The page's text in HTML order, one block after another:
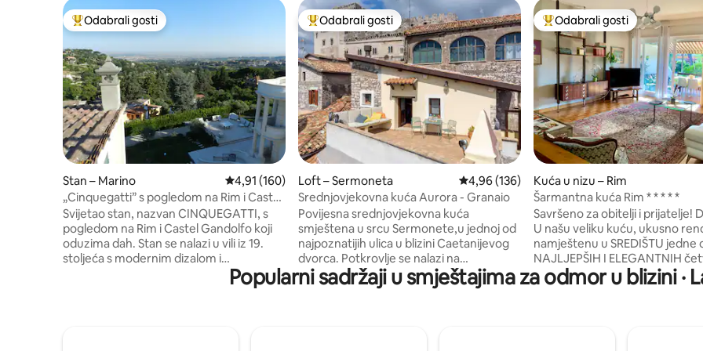
Među najviše rangiranima s oznakom „Odabrali gosti”
Odabrali gosti
Stan – Marino Prosječna ocjena: 4,91/5, recenzija: 160
4,91 (160)
„Cinquegatti” s pogledom na Rim i Castel
Gandolfo
Svijetao stan, nazvan CINQUEGATTI, s
pogledom na Rim i Castel Gandolfo koji
oduzima dah. Stan se nalazi u vili iz 19.
stoljeća s modernim dizalom i
panoramskom terasom. Podijeljen je na 2
Među najviše rangiranima s oznakom „Odabrali gosti”
Odabrali gosti
Loft – Sermoneta Prosječna ocjena: 4,96/5, recenzija: 136
4,96 (136)
Srednjovjekovna kuća Aurora - Granaio
Povijesna srednjovjekovna kuća
smještena u srcu Sermonete,u jednoj od
najpoznatijih ulica u blizini Caetanijevog
dvorca. Potkrovlje se nalazi na
posljednjem katu. Opremljeno je čajnom
kuhinjom,bračnim krevetom i dobro
Među najviše rangiranima s
Odabrali gosti
Kuća u nizu – Rim
Šarmantna kuća Rim * * * * *
Savršeno za obitelji i prijatelje!
U našu veliku kuću, ukusno
namještenu u SREDIŠTU jedne
NAJLJEPŠIH I ELEGANTNIH
RIMU, CASALPALOCCO, okružene
zelenilom! Provjerite kartu
Popularni sadržaji u smještajima za odmor u blizini ·